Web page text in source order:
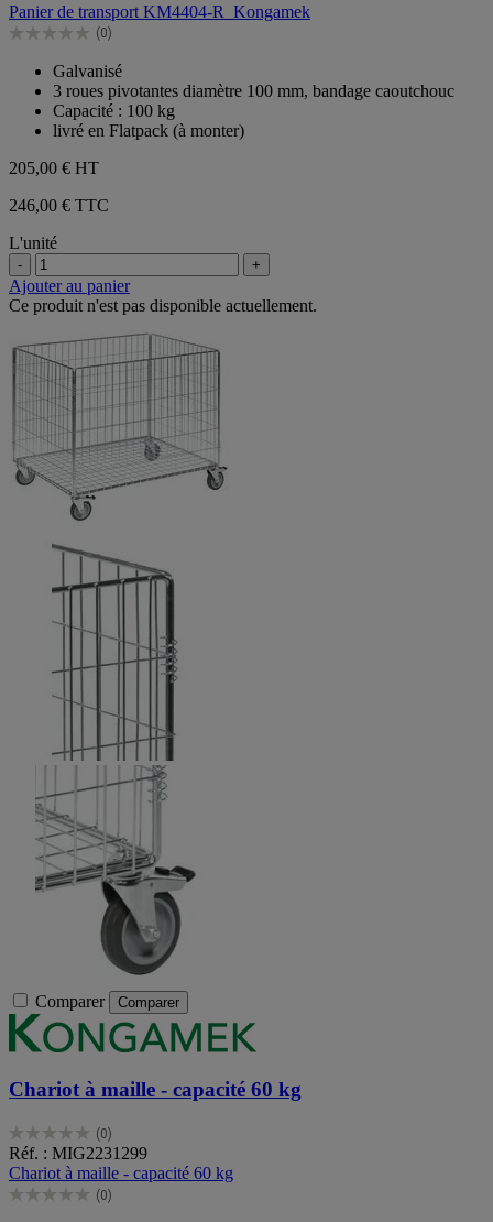
5
étoiles.
Panier de transport KM4404-R_Kongamek
(0)
0.0
étoiles.
Galvanisé
3 roues pivotantes diamètre 100 mm, bandage caoutchouc
Capacité : 100 kg
livré en Flatpack (à monter)
205,00 € HT
246,00 € TTC
L'unité
- +
Ajouter au panier
Ce produit n'est pas disponible actuellement.
Comparer Comparer
Chariot à maille - capacité 60 kg
(0)
0.0
sur
5
étoiles.
Réf. : MIG2231299
Chariot à maille - capacité 60 kg
(0)
0.0